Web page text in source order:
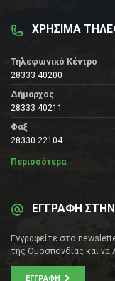
ΧΡΗΣΙΜΑ
Τηλεφωνικό Κέντρο
28333 40200
Δήμαρχος
28333 40211
Φαξ
28330 22104
Περισσότερα
ΕΓΓΡΑΦΗ
Εγγραφείτε στο
της Ομοσπονδίας και να
ΕΓΓΡΑΦΉ